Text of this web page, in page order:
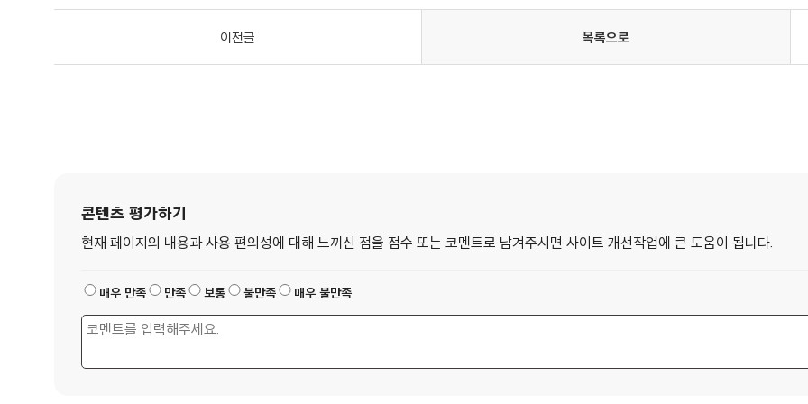
이전글 목록으로
콘텐츠 평가하기
현재 페이지의 내용과 사용 편의성에 대해 느끼신 점을 점수 또는 코멘트로 남겨주시면 사이트 개선작업에 큰 도움이 됩니다.
매우 만족 만족 보통 불만족 매우 불만족